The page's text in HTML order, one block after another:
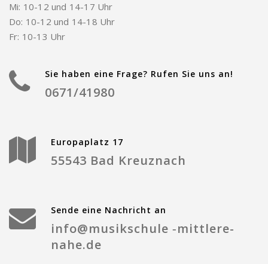
Mi: 10-12 und 14-17 Uhr
Do: 10-12 und 14-18 Uhr
Fr: 10-13 Uhr
Sie haben eine Frage? Rufen Sie uns an!
0671/41980
Europaplatz 17
55543 Bad Kreuznach
Sende eine Nachricht an
info@musikschule ‑mittlere-
nahe.de